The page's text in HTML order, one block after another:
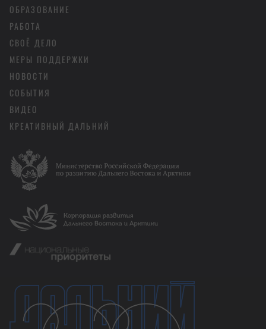
ОБРАЗОВАНИЕ
РАБОТА
СВОЁ ДЕЛО
МЕРЫ ПОДДЕРЖКИ
НОВОСТИ
СОБЫТИЯ
ВИДЕО
КРЕАТИВНЫЙ ДАЛЬНИЙ